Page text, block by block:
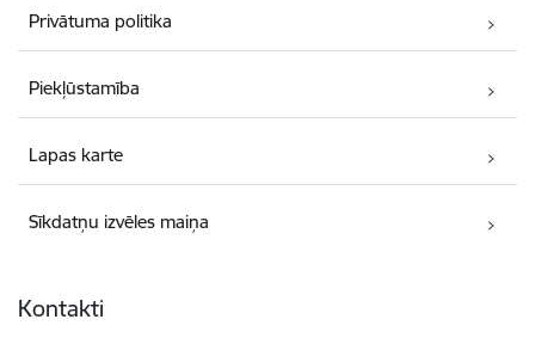
Privātuma politika
Piekļūstamība
Lapas karte
Sīkdatņu izvēles maiņa
Kontakti